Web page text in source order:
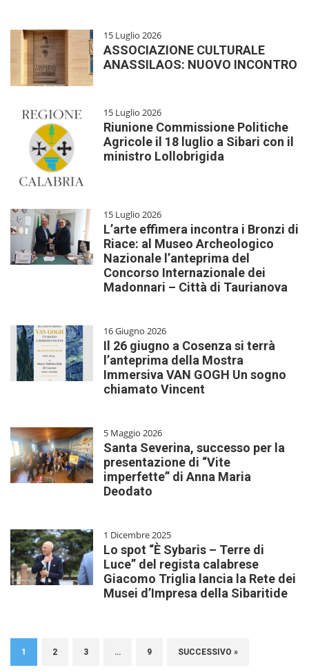
15 Luglio 2026
ASSOCIAZIONE CULTURALE
ANASSILAOS: NUOVO INCONTRO
15 Luglio 2026
Riunione Commissione Politiche
Agricole il 18 luglio a Sibari con il
ministro Lollobrigida
15 Luglio 2026
L’arte effimera incontra i Bronzi di
Riace: al Museo Archeologico
Nazionale l’anteprima del
Concorso Internazionale dei
Madonnari – Città di Taurianova
16 Giugno 2026
Il 26 giugno a Cosenza si terrà
l’anteprima della Mostra
Immersiva VAN GOGH Un sogno
chiamato Vincent
5 Maggio 2026
Santa Severina, successo per la
presentazione di “Vite
imperfette” di Anna Maria
Deodato
1 Dicembre 2025
Lo spot “È Sybaris – Terre di
Luce” del regista calabrese
Giacomo Triglia lancia la Rete dei
Musei d’Impresa della Sibaritide
1 2 3 … 9 SUCCESSIVO »